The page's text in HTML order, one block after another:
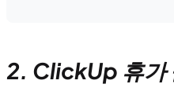
2. ClickUp 휴가